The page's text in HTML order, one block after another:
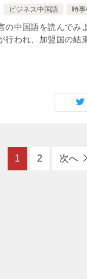
ビジネス中国語 時
中国語を読んで
行われ、加盟国の
1 2 次へ